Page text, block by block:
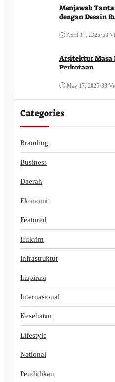
Menjawab
dengan Desain
April 17, 2025•53
Arsitektur Masa
Perkotaan
May 17, 2025•33
Categories
Branding
Business
Daerah
Ekonomi
Featured
Hukrim
Infrastruktur
Inspirasi
Internasional
Kesehatan
Lifestyle
National
Pendidikan